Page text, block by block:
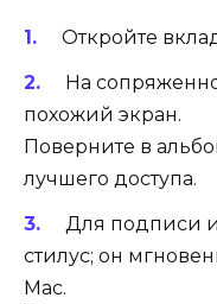
Откройте
На
похожий экран.
Поверните в
лучшего доступа.
Для подписи
стилус; он
Mac.